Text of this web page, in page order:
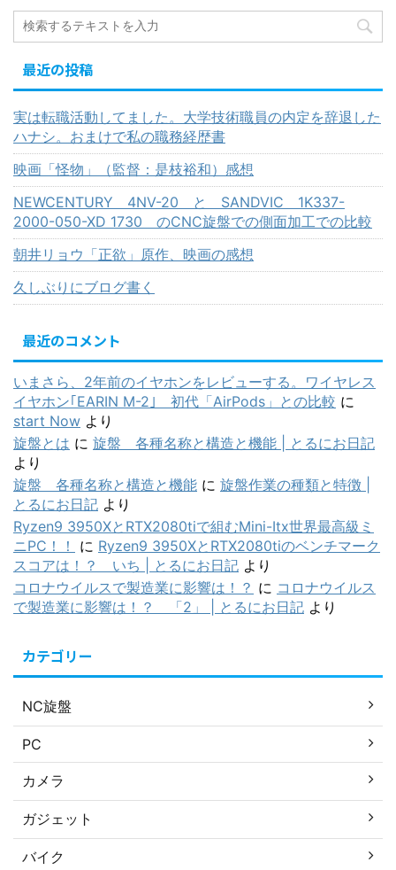
最近の投稿
実は転職活動してました。大学技術職員の内定を辞退した
ハナシ。おまけで私の職務経歴書
映画「怪物」（監督：是枝裕和）感想
NEWCENTURY 4NV-20 と SANDVIC 1K337-
2000-050-XD 1730 のCNC旋盤での側面加工での比較
朝井リョウ「正欲」原作、映画の感想
久しぶりにブログ書く
最近のコメント
いまさら、2年前のイヤホンをレビューする。ワイヤレス
イヤホン｢EARIN M-2｣ 初代「AirPods」との比較 に
start Now より
旋盤とは に 旋盤 各種名称と構造と機能 | とるにお日記
より
旋盤 各種名称と構造と機能 に 旋盤作業の種類と特徴 |
とるにお日記 より
Ryzen9 3950XとRTX2080tiで組むMini-Itx世界最高級ミ
ニPC！！
に Ryzen9 3950XとRTX2080tiのベンチマーク
スコアは！？ いち | とるにお日記 より
コロナウイルスで製造業に影響は！？ に コロナウイルス
で製造業に影響は！？ 「2」 | とるにお日記 より
カテゴリー
NC旋盤
PC
カメラ
ガジェット
バイク